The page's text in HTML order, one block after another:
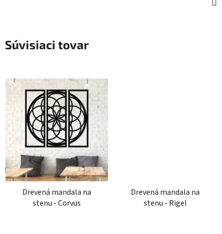
Súvisiaci tovar
Drevená mandala na
stenu - Corvus
Drevená mandala na
stenu - Rigel